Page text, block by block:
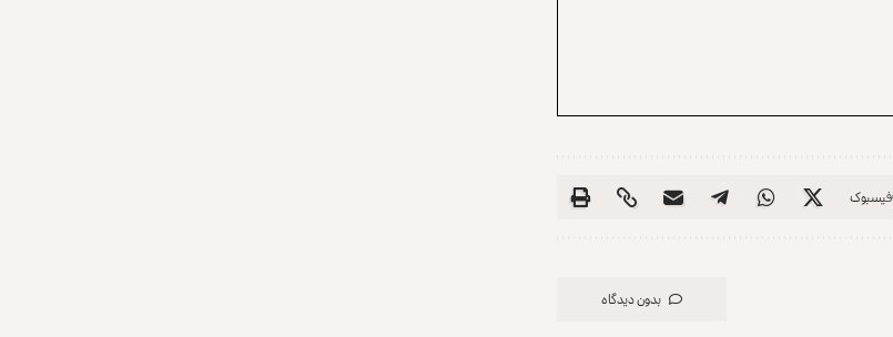
فیسبوک
بدون دیدگاه